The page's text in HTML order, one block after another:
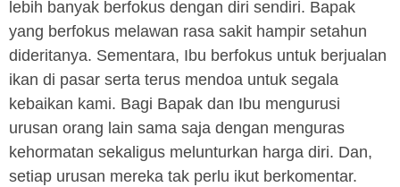
lebih banyak berfokus dengan diri sendiri. Bapak
yang berfokus melawan rasa sakit hampir setahun
dideritanya. Sementara, Ibu berfokus untuk berjualan
ikan di pasar serta terus mendoa untuk segala
kebaikan kami. Bagi Bapak dan Ibu mengurusi
urusan orang lain sama saja dengan menguras
kehormatan sekaligus melunturkan harga diri. Dan,
setiap urusan mereka tak perlu ikut berkomentar.